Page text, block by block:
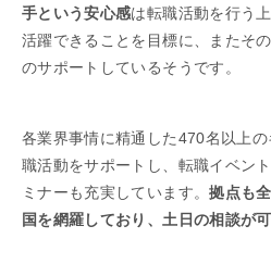
手という安心感は転職活動を行う
活躍できることを目標に、またそ
のサポートしているそうです。
各業界事情に精通した470名以上
職活動をサポートし、転職イベン
ミナーも充実しています。拠点も
国を網羅しており、土日の相談が